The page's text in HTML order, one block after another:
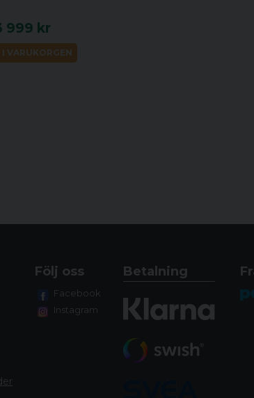
999 kr
VARUKORGEN
FUNKTIONER
SordinHEAR2 inuti
ljudprofiler
LED-lampa som
r
Följ oss
Facebook
Instagram
Betalning